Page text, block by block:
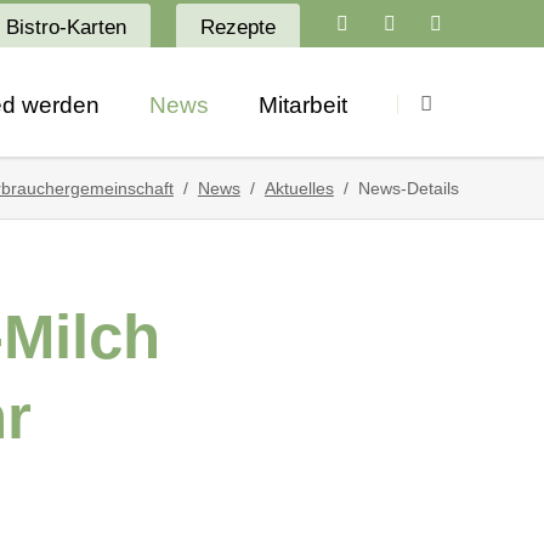
Bistro-Karten
Rezepte
überspringen
werden News
Aktuelles
Termine
Mitarbeit
Stellenangebote
News Aktuelles News-Details